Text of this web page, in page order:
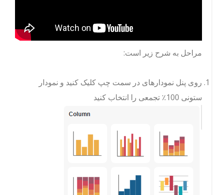
مراحل به شرح زیر است:
روی پنل نمودارهای در سمت چپ کلیک کنید و نمودار
ستونی 100٪ تجمعی را انتخاب کنید